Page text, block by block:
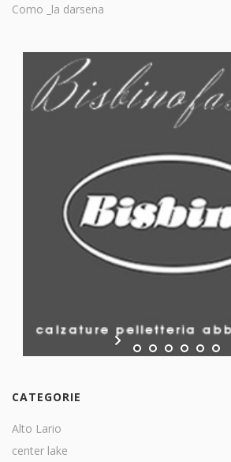
Como _la darsena
CATEGORIE
Alto Lario
center lake